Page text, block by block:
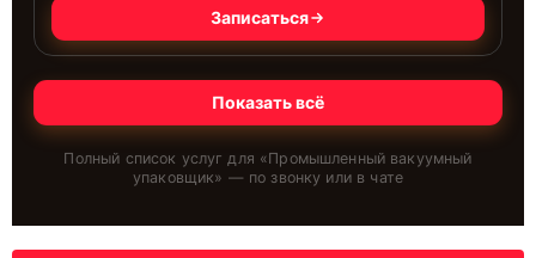
Записаться
Показать всё
Полный список услуг для «Промышленный вакуумный
упаковщик» — по звонку или в чате